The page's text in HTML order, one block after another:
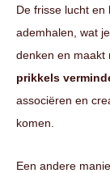
De frisse lucht en
ademhalen, wat
denken en maakt
prikkels
associëren en
komen.
Een andere